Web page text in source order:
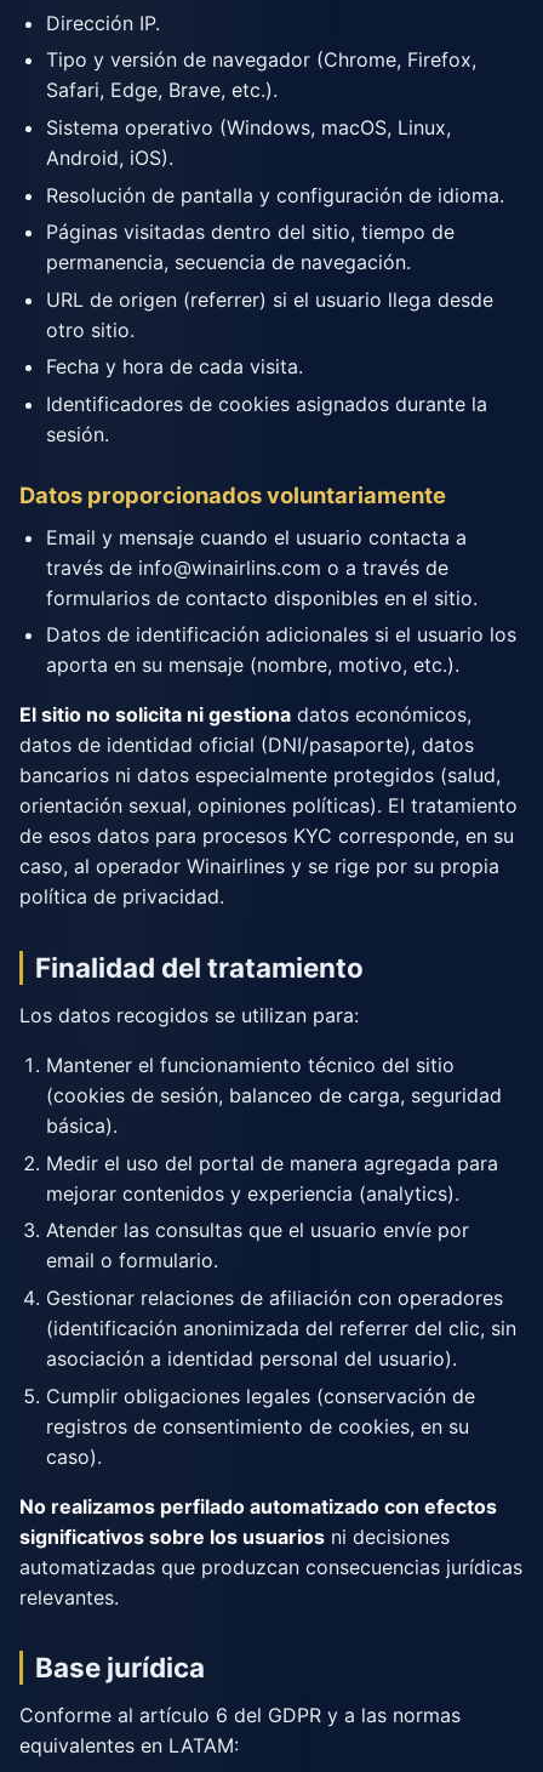
Dirección IP.
Tipo y versión de navegador (Chrome, Firefox,
Safari, Edge, Brave, etc.).
Sistema operativo (Windows, macOS, Linux,
Android, iOS).
Resolución de pantalla y configuración de idioma.
Páginas visitadas dentro del sitio, tiempo de
permanencia, secuencia de navegación.
URL de origen (referrer) si el usuario llega desde
otro sitio.
Fecha y hora de cada visita.
Identificadores de cookies asignados durante la
sesión.
Datos proporcionados voluntariamente
Email y mensaje cuando el usuario contacta a
través de info@winairlins.com o a través de
formularios de contacto disponibles en el sitio.
Datos de identificación adicionales si el usuario los
aporta en su mensaje (nombre, motivo, etc.).
El sitio no solicita ni gestiona datos económicos,
datos de identidad oficial (DNI/pasaporte), datos
bancarios ni datos especialmente protegidos (salud,
orientación sexual, opiniones políticas). El tratamiento
de esos datos para procesos KYC corresponde, en su
caso, al operador Winairlines y se rige por su propia
política de privacidad.
Finalidad del tratamiento
Los datos recogidos se utilizan para:
Mantener el funcionamiento técnico del sitio
(cookies de sesión, balanceo de carga, seguridad
básica).
Medir el uso del portal de manera agregada para
mejorar contenidos y experiencia (analytics).
Atender las consultas que el usuario envíe por
email o formulario.
Gestionar relaciones de afiliación con operadores
(identificación anonimizada del referrer del clic, sin
asociación a identidad personal del usuario).
Cumplir obligaciones legales (conservación de
registros de consentimiento de cookies, en su
caso).
No realizamos perfilado automatizado con efectos
significativos sobre los usuarios ni decisiones
automatizadas que produzcan consecuencias jurídicas
relevantes.
Base jurídica
Conforme al artículo 6 del GDPR y a las normas
equivalentes en LATAM: